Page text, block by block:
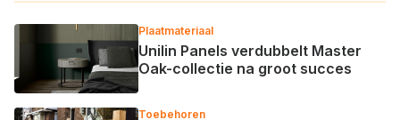
Plaatmateriaal
Unilin Panels verdubbelt Master
Oak-collectie na groot succes
Toebehoren